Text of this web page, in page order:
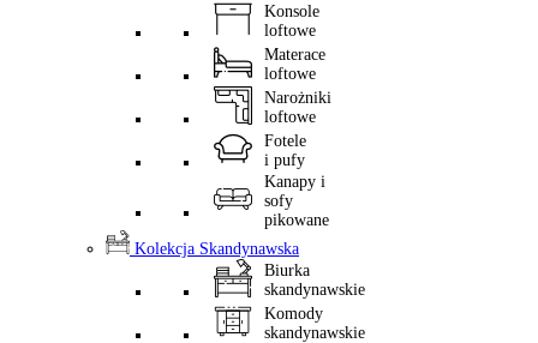
Konsole
loftowe
Materace
loftowe
Narożniki
loftowe
Fotele
i pufy
Kanapy i
sofy
pikowane
Kolekcja Skandynawska
Biurka
skandynawskie
Komody
skandynawskie